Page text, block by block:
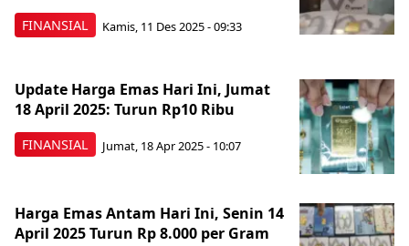
FINANSIAL Kamis, 11 Des 2025 - 09:33
FINANSIAL
Update Harga Emas Hari Ini, Jumat
18 April 2025: Turun Rp10 Ribu
Jumat, 18 Apr 2025 - 10:07
Harga Emas Antam Hari Ini, Senin 14
April 2025 Turun Rp 8.000 per Gram